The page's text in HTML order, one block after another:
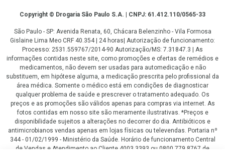
CopyrightCopyright © Drogaria São Paulo S.A. | CNPJ: 61.412.110/0565-33
São Paulo - SP: Avenida Renata, 60, Chácara Belenzinho - Vila Formosa
Gislaine Lima Meo CRF 40.354 | 24 horas| Autorização de funcionamento:
Processo: 2531.559767/2014-90 Autorização/MS: 7.31847.3 | As
informações contidas neste site, como promoções e ofertas de remédios e
medicamentos, não devem ser usadas para automedicação e não
substituem, em hipótese alguma, a medicação prescrita pelo profissional da
área médica. Somente o médico está em condições de diagnosticar
qualquer problema de saúde e prescrever o tratamento adequado. Os
preços e as promoções são válidos apenas para compras via internet. As
fotos contidas em nosso site são meramente ilustrativas. *Preços e
disponibilidade sujeitos a alterações no decorrer do dia. Antibióticos e
antimicrobianos vendas apenas em lojas físicas ou televendas. Portaria nº
344 - 01/02/1999 - Ministério da Saúde. Horário de funcionamento Central
de Vendas e Atendimento ao Cliente 4003 3393 ou 0800 779 8767 de